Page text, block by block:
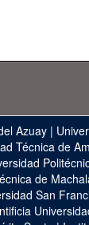
Azuay |
Técnica de
de
San